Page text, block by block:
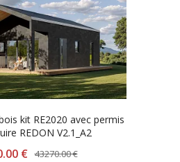
kit RE2020 avec permis
REDON V2.1_A2
€ 43270.00 €